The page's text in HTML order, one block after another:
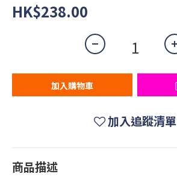
HK$238.00
加入購物車
加入追蹤清單
商品描述